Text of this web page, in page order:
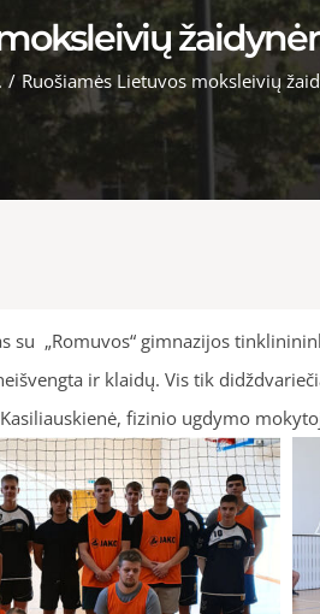
/ Ruošiamės Lietuvos moksleivių
„Romuvos“ gimnazijos
ir klaidų. Vis tik
fizinio ugdymo